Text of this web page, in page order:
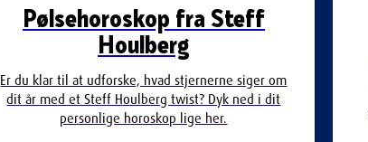
Pølsehoroskop fra Steff
Houlberg
Er du klar til at udforske, hvad stjernerne siger om
dit år med et Steff Houlberg twist? Dyk ned i dit
personlige horoskop lige her.